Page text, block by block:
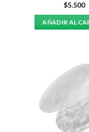
$5.500
AÑADIR AL